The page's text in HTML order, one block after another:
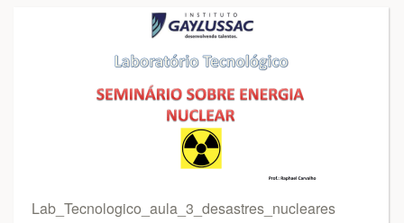
Lab_Tecnologico_aula_3_desastres_nucleares